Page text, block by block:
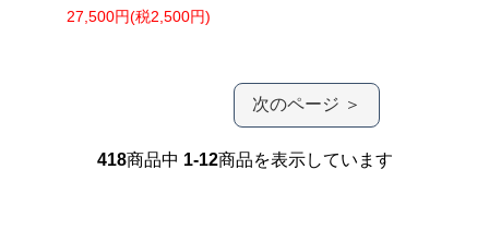
27,500円(税2,500円)
次のページ ＞
418商品中 1-12商品を表示しています